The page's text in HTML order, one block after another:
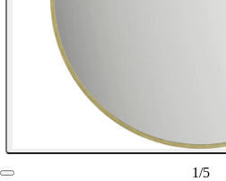
1/5